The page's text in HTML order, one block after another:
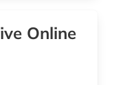
Online